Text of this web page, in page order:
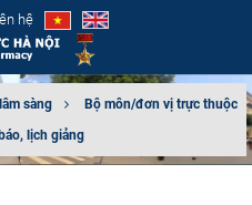
hệ
sàng
Bộ môn/đơn vị trực thuộc
lịch giảng